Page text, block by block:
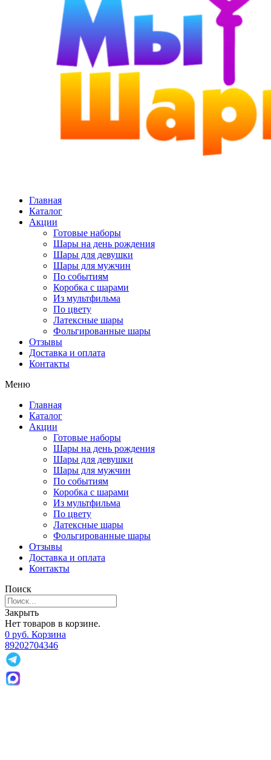
Главная
Каталог
Акции
Готовые наборы
Шары на день рождения
Шары для девушки
Шары для мужчин
По событиям
Коробка с шарами
Из мультфильма
По цвету
Латексные шары
Фольгированные шары
Отзывы
Доставка и оплата
Контакты
Меню
Главная
Каталог
Акции
Готовые наборы
Шары на день рождения
Шары для девушки
Шары для мужчин
По событиям
Коробка с шарами
Из мультфильма
По цвету
Латексные шары
Фольгированные шары
Отзывы
Доставка и оплата
Контакты
Поиск
Закрыть
Нет товаров в корзине.
0 руб. Корзина
89202704346